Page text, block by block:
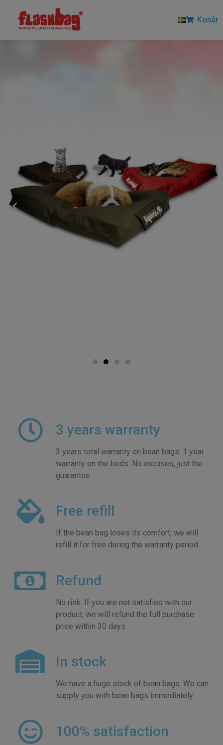
Kosár
Kutya
és cica
babzsákok
kijár a kényelem
3 years warranty
3 years total warranty on bean bags. 1 year
warranty on the beds. No excuses, just the
guarantee
Free refill
If the bean bag loses its comfort, we will
refill it for free during the warranty period
Refund
No risk. If you are not satisfied with our
product, we will refund the full purchase
price within 30 days
In stock
We have a huge stock of bean bags. We can
supply you with bean bags immediately
100% satisfaction